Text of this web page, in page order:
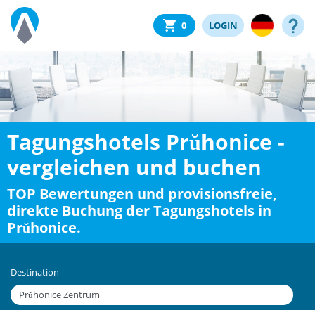
0 LOGIN
Tagungshotels Prŭhonice -
vergleichen und buchen
TOP Bewertungen und provisionsfreie,
direkte Buchung der Tagungshotels in
Prŭhonice.
Destination